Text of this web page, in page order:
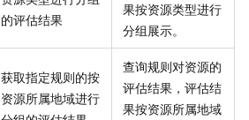
的评估结果
果按资源类型进行
分组展示。
获取指定规则的按
资源所属地域进行
查询规则对资源的
评估结果，评估结
果按资源所属地域